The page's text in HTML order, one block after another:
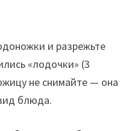
и разрежьте
«лодочки» (3
не снимайте — она
блюда.